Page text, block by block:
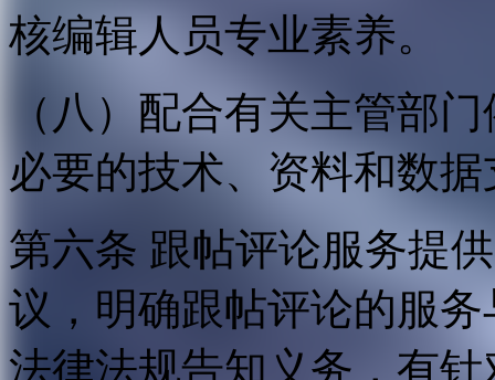
核编辑人员专业素养。
（八）配合有关主管部
必要的技术、资料和数
第六条 跟帖评论服务提
议，明确跟帖评论的服
法律法规告知义务，有